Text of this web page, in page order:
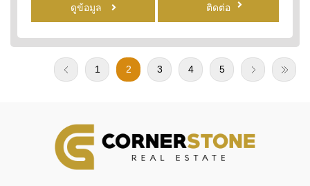
ดูข้อมูล ติดต่อ
1 2 3 4 5